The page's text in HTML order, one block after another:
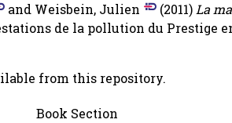
and Weisbein, Julien (2011)La
de la pollution du Prestige
from this repository.
Book Section